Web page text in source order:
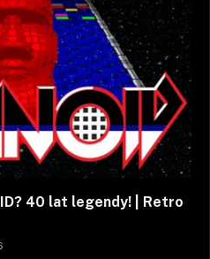
40 lat legendy! | Retro